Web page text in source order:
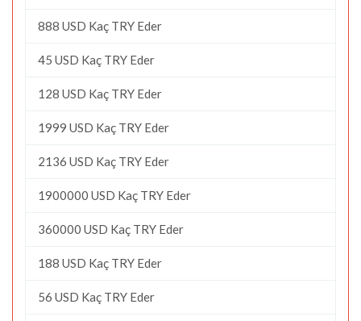
888 USD Kaç TRY Eder
45 USD Kaç TRY Eder
128 USD Kaç TRY Eder
1999 USD Kaç TRY Eder
2136 USD Kaç TRY Eder
1900000 USD Kaç TRY Eder
360000 USD Kaç TRY Eder
188 USD Kaç TRY Eder
56 USD Kaç TRY Eder